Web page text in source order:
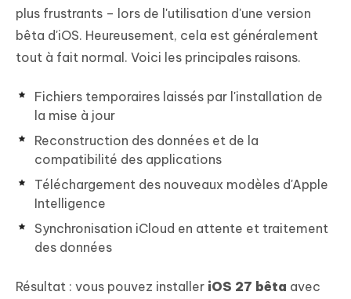
plus frustrants – lors de l'utilisation d'une version
bêta d'iOS. Heureusement, cela est généralement
tout à fait normal. Voici les principales raisons.
Fichiers temporaires laissés par l'installation de
la mise à jour
Reconstruction des données et de la
compatibilité des applications
Téléchargement des nouveaux modèles d'Apple
Intelligence
Synchronisation iCloud en attente et traitement
des données
Résultat : vous pouvez installer iOS 27 bêta avec